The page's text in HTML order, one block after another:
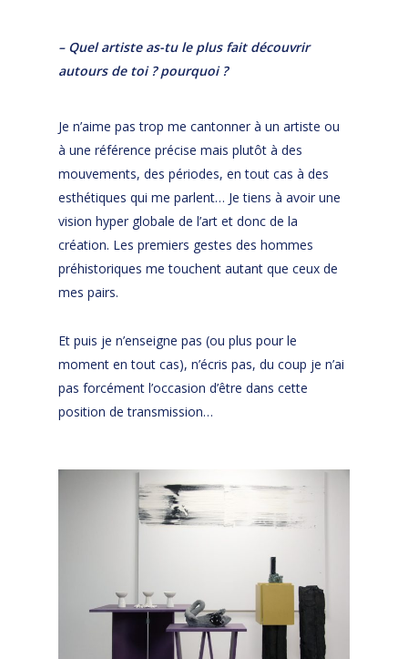
– Quel artiste as-tu le plus fait découvrir
autours de toi ? pourquoi ?
Je n’aime pas trop me cantonner à un artiste ou
à une référence précise mais plutôt à des
mouvements, des périodes, en tout cas à des
esthétiques qui me parlent… Je tiens à avoir une
vision hyper globale de l’art et donc de la
création. Les premiers gestes des hommes
préhistoriques me touchent autant que ceux de
mes pairs.
Et puis je n’enseigne pas (ou plus pour le
moment en tout cas), n’écris pas, du coup je n’ai
pas forcément l’occasion d’être dans cette
position de transmission…